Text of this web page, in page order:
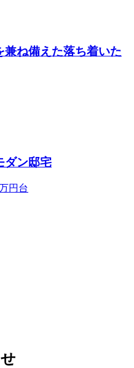
ね備えた落ち着いた
ダン邸宅
円台